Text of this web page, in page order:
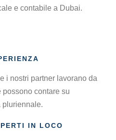
e contabile a Dubai.
e i nostri partner lavorano da
possono contare su
pluriennale.
IN LOCO